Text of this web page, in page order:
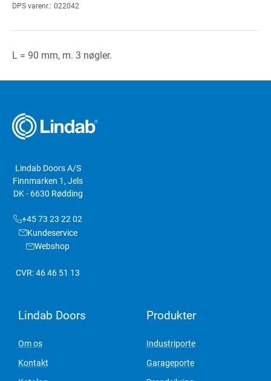
DPS varenr.: 022042
L = 90 mm, m. 3 nøgler.
Lindab Doors A/S
Finnmarken 1, Jels
DK - 6630 Rødding
+45 73 23 22 02
Kundeservice
Webshop
CVR: 46 46 51 13
Lindab Doors
Om os
Kontakt
Produkter
Industriporte
Garageporte